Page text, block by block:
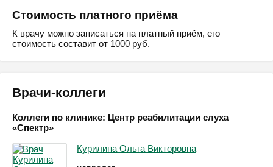
Стоимость платного приёма
К врачу можно записаться на платный приём, его
стоимость составит от 1000 руб.
Врачи-коллеги
Коллеги по клинике: Центр реабилитации слуха
«Спектр»
Курилина Ольга Викторовна